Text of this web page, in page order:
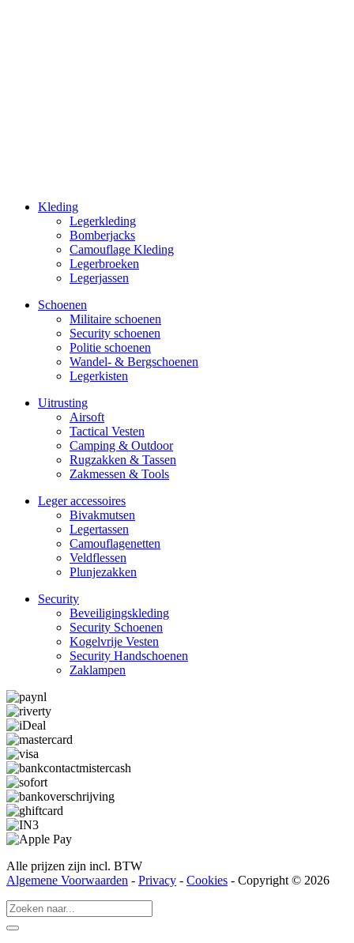
Kleding
Legerkleding
Bomberjacks
Camouflage Kleding
Legerbroeken
Legerjassen
Schoenen
Militaire schoe­nen
Security schoenen
Politie schoenen
Wandel- & Berg­­schoenen
Legerkisten
Uitrusting
Airsoft
Tactical Ves­ten
Camping & Outdoor
Rugzakken & Tassen
Zakmessen & Tools
Leger accessoires
Bivakmutsen
Legertassen
Camouflage­­netten
Veldflessen
Plunjezakken
Security
Beveiligings­­kleding
Security Schoenen
Kogelvrije Vesten
Security Hand­­schoenen
Zaklampen
Alle prijzen zijn incl. BTW
Algemene Voorwaarden - Privacy - Cookies - Copyright © 2026